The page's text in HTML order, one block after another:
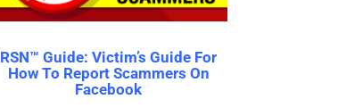
RSN™ Guide: Victim’s Guide For
How To Report Scammers On
Facebook